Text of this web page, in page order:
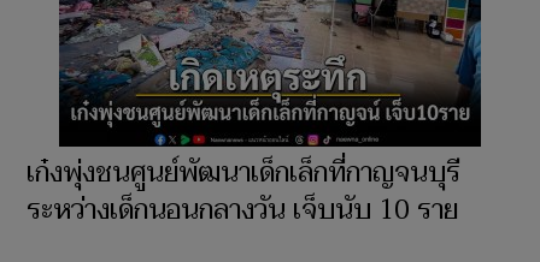
เก๋งพุ่งชนศูนย์พัฒนาเด็กเล็กที่กาญจนบุรี
ระหว่างเด็กนอนกลางวัน เจ็บนับ 10 ราย